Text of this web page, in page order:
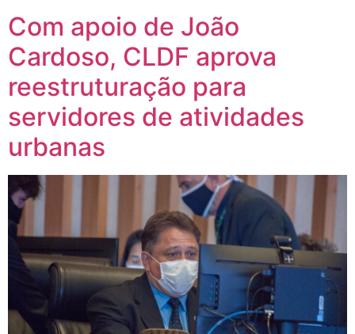
Com apoio de João
Cardoso, CLDF aprova
reestruturação para
servidores de atividades
urbanas